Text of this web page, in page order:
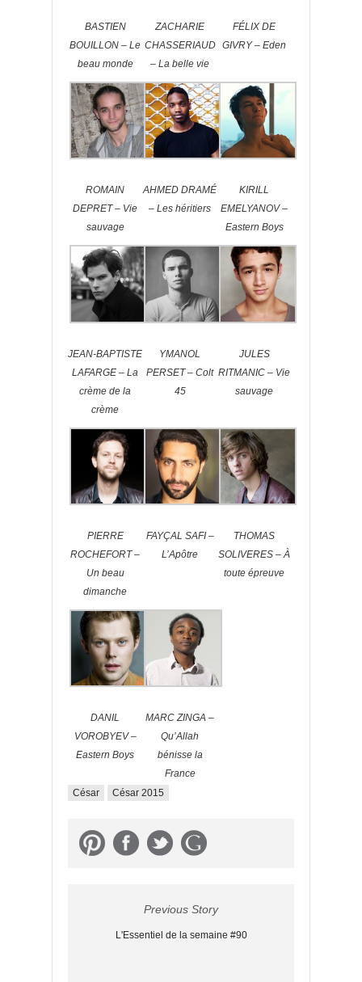
BASTIEN
BOUILLON – Le
beau monde
ZACHARIE
CHASSERIAUD
– La belle vie
FÉLIX DE
GIVRY – Eden
ROMAIN
DEPRET – Vie
sauvage
AHMED DRAMÉ
– Les héritiers
KIRILL
EMELYANOV –
Eastern Boys
JEAN-BAPTISTE
LAFARGE – La
crème de la
crème
YMANOL
PERSET – Colt
45
JULES
RITMANIC – Vie
sauvage
PIERRE
ROCHEFORT –
Un beau
dimanche
FAYÇAL SAFI –
L’Apôtre
THOMAS
SOLIVERES – À
toute épreuve
DANIL
VOROBYEV –
Eastern Boys
MARC ZINGA –
Qu’Allah
bénisse la
France
César
César 2015
Previous Story
L'Essentiel de la semaine #90